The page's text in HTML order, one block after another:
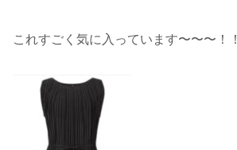
これすごく気に入っています〜〜〜！！